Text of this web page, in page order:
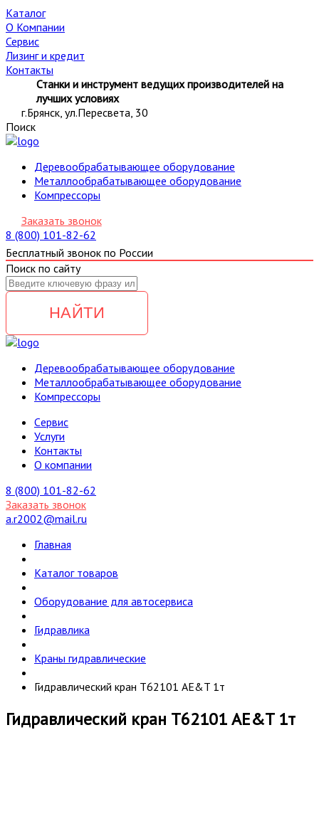
Каталог
О Компании
Сервис
Лизинг и кредит
Контакты
Станки и инструмент ведущих производителей на
лучших условиях
г.Брянск, ул.Пересвета, 30
Поиск
Деревообрабатывающее оборудование
Металлообрабатывающее оборудование
Компрессоры
Заказать звонок
8 (800) 101-82-62
Бесплатный звонок по России
Поиск по сайту
НАЙТИ
Деревообрабатывающее оборудование
Металлообрабатывающее оборудование
Компрессоры
Cервис
Услуги
Контакты
О компании
8 (800) 101-82-62
Заказать звонок
a.r2002@mail.ru
Главная
Каталог товаров
Оборудование для автосервиса
Гидравлика
Краны гидравлические
Гидравлический кран Т62101 AE&T 1т
Гидравлический кран Т62101 AE&T 1т